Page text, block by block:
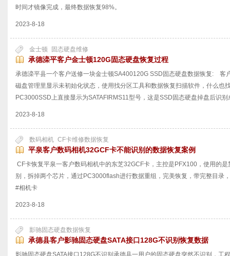
时间才镜像完成，最终数据恢复98%。
2023-8-18
金士顿 固态硬盘维修
承德滦平客户金士顿120G固态硬盘恢复过程
承德滦平县一个客户送修一块金士顿SA400120G SSD固态硬盘数据恢复: 客
磁盘管理里显示未初始化状态，使用找分区工具和数据恢复扫描软件，什么也
PC3000SSD上直接显示为SATAFIRMS11型号，这是SSD固态硬盘掉盘后识
2023-8-18
数码相机 CF卡维修数据恢复
平泉客户数码相机32GCF卡不能识别的数据恢复案例
CF卡恢复平泉一客户数码相机中的东芝32GCF卡，主控是PFX100，使用的
别，拆掉两个芯片，通过PC3000flash进行数据重组，完美恢复，带完整目录
#相机卡
2023-8-18
影驰固态硬盘数据恢复
承德县客户影驰固态硬盘SATA接口128G不识别恢复数据
影驰固态硬盘SATA接口128G不识别承德县一用户的固态硬盘突然不识别，工